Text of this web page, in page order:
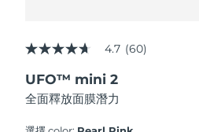
4.7
of
5
stars,
4.7 (60)
UFO™ mini 2
全面釋放面膜潛力
沙烏地阿拉伯